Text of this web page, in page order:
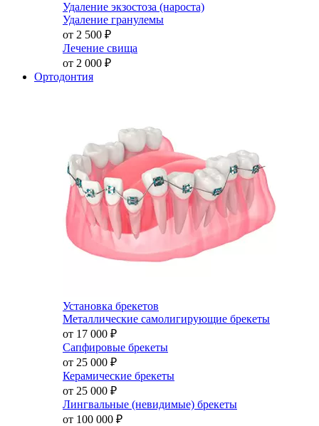
Удаление экзостоза (нароста)
Удаление гранулемы
от 2 500 ₽
Лечение свища
от 2 000 ₽
Ортодонтия
Установка брекетов
Металлические самолигирующие брекеты
от 17 000 ₽
Сапфировые брекеты
от 25 000 ₽
Керамические брекеты
от 25 000 ₽
Лингвальные (невидимые) брекеты
от 100 000 ₽